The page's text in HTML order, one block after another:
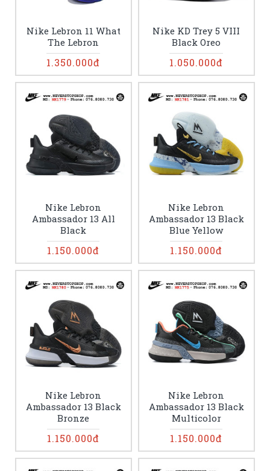
Nike Lebron 11 What
The Lebron
1.350.000đ
Nike KD Trey 5 VIII
Black Oreo
1.050.000đ
Nike Lebron
Ambassador 13 All
Black
1.150.000đ
Nike Lebron
Ambassador 13 Black
Blue Yellow
1.150.000đ
Nike Lebron
Ambassador 13 Black
Bronze
1.150.000đ
Nike Lebron
Ambassador 13 Black
Multicolor
1.150.000đ